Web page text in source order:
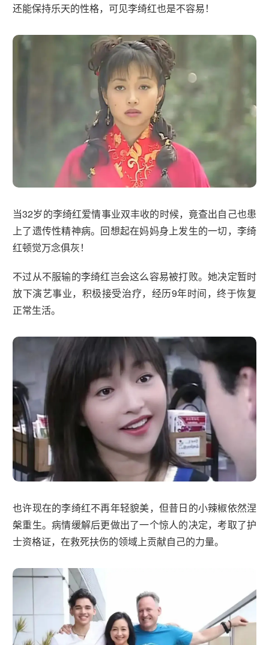
还能保持乐天的性格，可见李绮红也是不容易！
当32岁的李绮红爱情事业双丰收的时候，竟查出自己也患
上了遗传性精神病。回想起在妈妈身上发生的一切，李绮
红顿觉万念俱灰！
不过从不服输的李绮红岂会这么容易被打败。她决定暂时
放下演艺事业，积极接受治疗，经历9年时间，终于恢复
正常生活。
也许现在的李绮红不再年轻貌美，但昔日的小辣椒依然涅
槃重生。病情缓解后更做出了一个惊人的决定，考取了护
士资格证，在救死扶伤的领域上贡献自己的力量。